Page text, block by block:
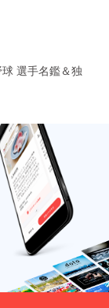
前掲載
は、備
考欄に
希望し
ない旨
記載く
ださ
い。 ※
支援口
数に応
じて、
冊子に
掲載す
るお名
前を大
選手名鑑＆独